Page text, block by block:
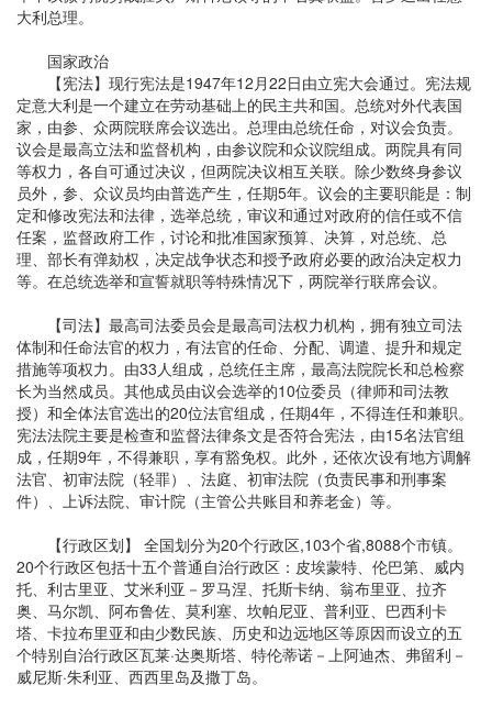
大利总理。
国家政治
【宪法】现行宪法是1947年12月22日由立宪大会通过。宪法规
定意大利是一个建立在劳动基础上的民主共和国。总统对外代表国
家，由参、众两院联席会议选出。总理由总统任命，对议会负责。
议会是最高立法和监督机构，由参议院和众议院组成。两院具有同
等权力，各自可通过决议，但两院决议相互关联。除少数终身参议
员外，参、众议员均由普选产生，任期5年。议会的主要职能是：制
定和修改宪法和法律，选举总统，审议和通过对政府的信任或不信
任案，监督政府工作，讨论和批准国家预算、决算，对总统、总
理、部长有弹劾权，决定战争状态和授予政府必要的政治决定权力
等。在总统选举和宣誓就职等特殊情况下，两院举行联席会议。
【司法】最高司法委员会是最高司法权力机构，拥有独立司法
体制和任命法官的权力，有法官的任命、分配、调遣、提升和规定
措施等项权力。由33人组成，总统任主席，最高法院院长和总检察
长为当然成员。其他成员由议会选举的10位委员（律师和司法教
授）和全体法官选出的20位法官组成，任期4年，不得连任和兼职。
宪法法院主要是检查和监督法律条文是否符合宪法，由15名法官组
成，任期9年，不得兼职，享有豁免权。此外，还依次设有地方调解
法官、初审法院（轻罪）、法庭、初审法院（负责民事和刑事案
件）、上诉法院、审计院（主管公共账目和养老金）等。
【行政区划】 全国划分为20个行政区,103个省,8088个市镇。
20个行政区包括十五个普通自治行政区：皮埃蒙特、伦巴第、威内
托、利古里亚、艾米利亚－罗马涅、托斯卡纳、翁布里亚、拉齐
奥、马尔凯、阿布鲁佐、莫利塞、坎帕尼亚、普利亚、巴西利卡
塔、卡拉布里亚和由少数民族、历史和边远地区等原因而设立的五
个特别自治行政区瓦莱·达奥斯塔、特伦蒂诺－上阿迪杰、弗留利－
威尼斯·朱利亚、西西里岛及撒丁岛。